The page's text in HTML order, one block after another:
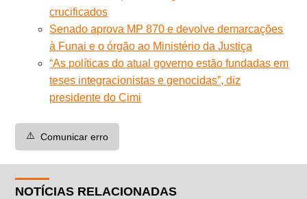
crucificados
Senado aprova MP 870 e devolve demarcações
à Funai e o órgão ao Ministério da Justiça
“As políticas do atual governo estão fundadas em
teses integracionistas e genocidas”, diz
presidente do Cimi
⚠️ Comunicar erro
NOTÍCIAS RELACIONADAS